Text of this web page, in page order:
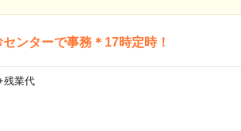
ンターで事務＊17時定時！
残業代